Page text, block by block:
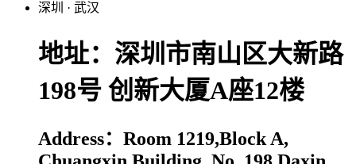
深圳 · 武汉
地址：深圳市南山区大新路
198号 创新大厦A座12楼
Address：Room 1219,Block A,